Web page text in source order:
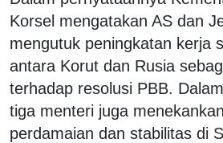
Korsel mengatakan AS dan
mengutuk peningkatan kerja
antara Korut dan Rusia
terhadap resolusi PBB.
tiga menteri juga
perdamaian dan stabilitas di